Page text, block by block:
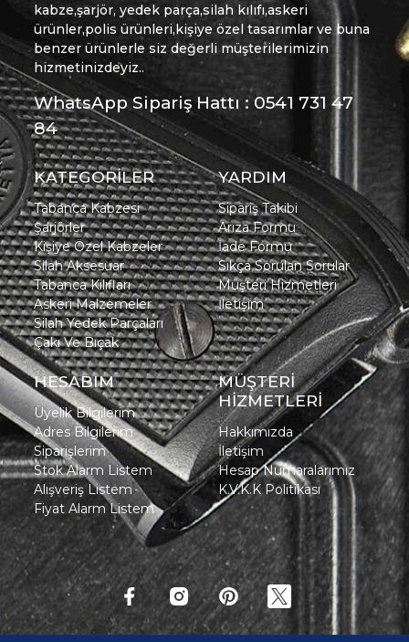
kabze,şarjör, yedek parça,silah kılıfı,askeri
ürünler,polis ürünleri,kişiye özel tasarımlar ve buna
benzer ürünlerle siz değerli müşterilerimizin
hizmetinizdeyiz..
WhatsApp Sipariş Hattı : 0541 731 47
84
KATEGORİLER
Tabanca Kabzesi
Şarjörler
Kişiye Özel Kabzeler
Silah Aksesuar
Tabanca Kılıfları
Askeri Malzemeler
Silah Yedek Parçaları
Çakı Ve Bıçak
YARDIM
Sipariş Takibi
Arıza Formu
İade Formu
Sıkça Sorulan Sorular
Müşteri Hizmetleri
İletişim
HESABIM
Üyelik Bilgilerim
Adres Bilgilerim
Siparişlerim
Stok Alarm Listem
Alışveriş Listem
Fiyat Alarm Listem
MÜŞTERİ
HİZMETLERİ
Hakkımızda
İletişim
Hesap Numaralarımız
K.V.K.K Politikası